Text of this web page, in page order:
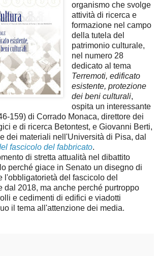
organismo che svolge
attività di ricerca e
formazione nel campo
della tutela del
patrimonio culturale,
nel numero 28
dedicato al tema
Terremoti, edificato
esistente, protezione
dei beni culturali,
ospita un interessante
159) di Corrado Monaca, direttore dei
e di ricerca Betontest, e Giovanni Berti,
dei materiali nell'Università di Pisa, dal
fascicolo del fabbricato.
di stretta attualità nel dibattito
perché giace in Senato un disegno di
l'obbligatorietà del fascicolo del
dal 2018, ma anche perché purtroppo
e cedimenti di edifici e viadotti
il tema all'attenzione dei media.